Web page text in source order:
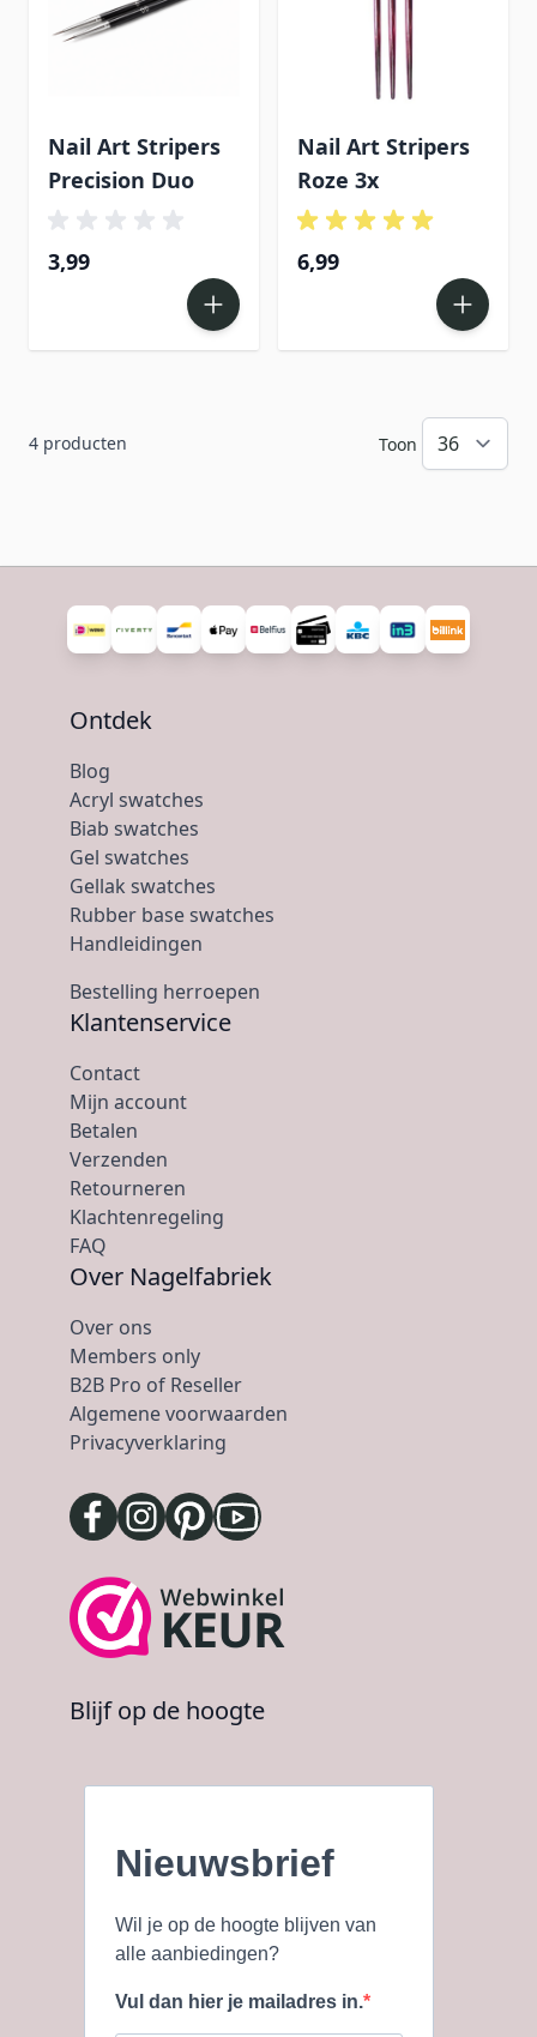
Nail Art Stripers
Precision Duo
3,99
Nail Art Stripers
Roze 3x
6,99
4 producten Toon
Ontdek
Blog
Acryl swatches
Biab swatches
Gel swatches
Gellak swatches
Rubber base swatches
Handleidingen
Bestelling herroepen
Klantenservice
Contact
Mijn account
Betalen
Verzenden
Retourneren
Klachtenregeling
FAQ
Over Nagelfabriek
Over ons
Members only
B2B Pro of Reseller
Algemene voorwaarden
Privacyverklaring
Blijf op de hoogte
Nieuwsbrief
Wil je op de hoogte blijven van
alle aanbiedingen?
Vul dan hier je mailadres in.